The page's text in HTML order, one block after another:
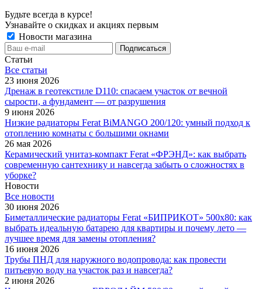
Будьте всегда в курсе!
Узнавайте о скидках и акциях первым
Новости магазина
Статьи
Все cтатьи
23 июня 2026
Дренаж в геотекстиле D110: спасаем участок от вечной
сырости, а фундамент — от разрушения
9 июня 2026
Низкие радиаторы Ferat BiMANGO 200/120: умный подход к
отоплению комнаты с большими окнами
26 мая 2026
Керамический унитаз-компакт Ferat «ФРЭНД»: как выбрать
современную сантехнику и навсегда забыть о сложностях в
уборке?
Новости
Все новости
30 июня 2026
Биметаллические радиаторы Ferat «БИПРИКОТ» 500x80: как
выбрать идеальную батарею для квартиры и почему лето —
лучшее время для замены отопления?
16 июня 2026
Трубы ПНД для наружного водопровода: как провести
питьевую воду на участок раз и навсегда?
2 июня 2026